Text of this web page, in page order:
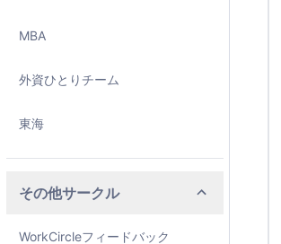
MBA
外資ひとりチーム
東海
その他サークル
WorkCircleフィードバック